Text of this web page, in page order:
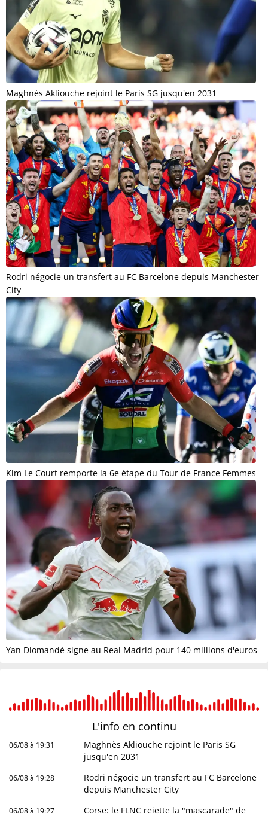
Maghnès Akliouche rejoint le Paris SG jusqu'en 2031
Rodri négocie un transfert au FC Barcelone depuis Manchester
City
Kim Le Court remporte la 6e étape du Tour de France Femmes
Yan Diomandé signe au Real Madrid pour 140 millions d'euros
L'info en continu
06/08 à 19:31
Maghnès Akliouche rejoint le Paris SG
jusqu'en 2031
06/08 à 19:28
Rodri négocie un transfert au FC Barcelone
depuis Manchester City
Corse: le FLNC rejette la "mascarade" de